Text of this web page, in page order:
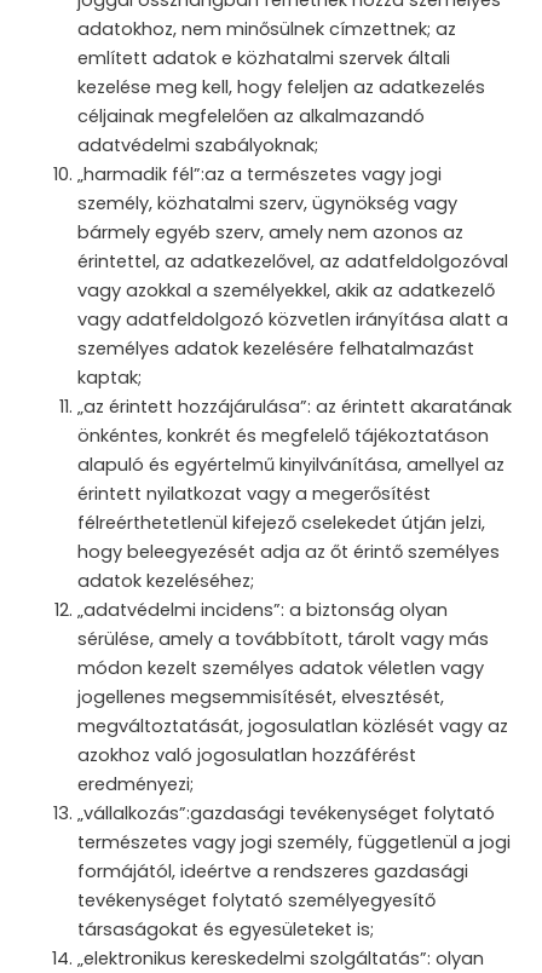
adatokhoz, nem minősülnek címzettnek; az
említett adatok e közhatalmi szervek általi
kezelése meg kell, hogy feleljen az adatkezelés
céljainak megfelelően az alkalmazandó
adatvédelmi szabályoknak;
„harmadik fél”:az a természetes vagy jogi
személy, közhatalmi szerv, ügynökség vagy
bármely egyéb szerv, amely nem azonos az
érintettel, az adatkezelővel, az adatfeldolgozóval
vagy azokkal a személyekkel, akik az adatkezelő
vagy adatfeldolgozó közvetlen irányítása alatt a
személyes adatok kezelésére felhatalmazást
kaptak;
„az érintett hozzájárulása”: az érintett akaratának
önkéntes, konkrét és megfelelő tájékoztatáson
alapuló és egyértelmű kinyilvánítása, amellyel az
érintett nyilatkozat vagy a megerősítést
félreérthetetlenül kifejező cselekedet útján jelzi,
hogy beleegyezését adja az őt érintő személyes
adatok kezeléséhez;
„adatvédelmi incidens”: a biztonság olyan
sérülése, amely a továbbított, tárolt vagy más
módon kezelt személyes adatok véletlen vagy
jogellenes megsemmisítését, elvesztését,
megváltoztatását, jogosulatlan közlését vagy az
azokhoz való jogosulatlan hozzáférést
eredményezi;
„vállalkozás”:gazdasági tevékenységet folytató
természetes vagy jogi személy, függetlenül a jogi
formájától, ideértve a rendszeres gazdasági
tevékenységet folytató személyegyesítő
társaságokat és egyesületeket is;
„elektronikus kereskedelmi szolgáltatás”: olyan